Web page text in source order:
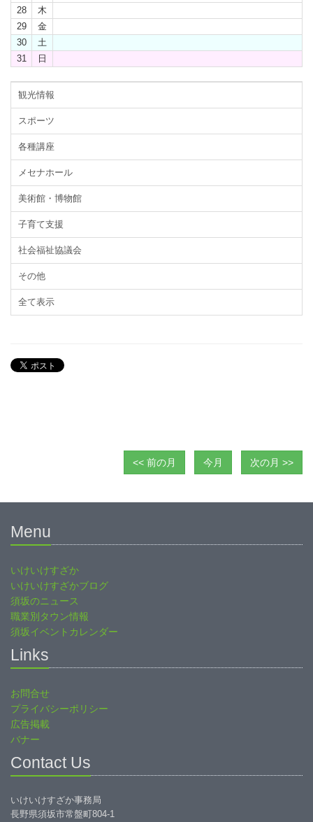
28
木
29
金
30
土
31
日
観光情報
スポーツ
各種講座
メセナホール
美術館・博物館
子育て支援
社会福祉協議会
その他
全て表示
<< 前の月 今月 次の月 >>
Menu
いけいけすざか
いけいけすざかブログ
須坂のニュース
職業別タウン情報
須坂イベントカレンダー
Links
お問合せ
プライバシーポリシー
広告掲載
バナー
Contact Us
いけいけすざか事務局
長野県須坂市常盤町804-1